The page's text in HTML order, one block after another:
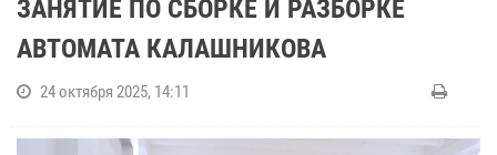
ЗАНЯТИЕ ПО СБОРКЕ И РАЗБОРКЕ
АВТОМАТА КАЛАШНИКОВА
24 октября 2025, 14:11